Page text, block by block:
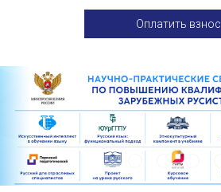
Оплатить взнос
О нас
Президиум
Ревизионная комиссия
Секретариат
Члены МАПРЯЛ